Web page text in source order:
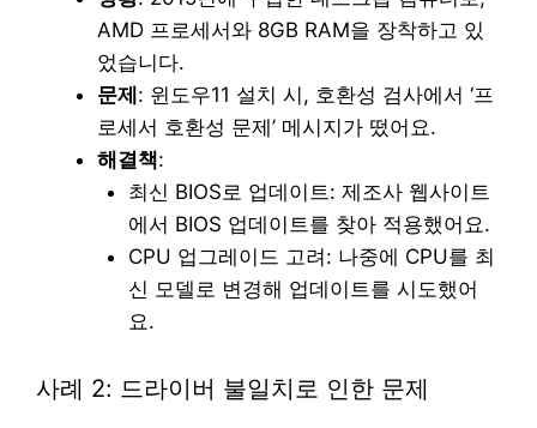
AMD 프로세서와 8GB RAM을 장착하고 있
었습니다.
문제 : 윈도우11 설치 시, 호환성 검사에서 ‘프
로세서 호환성 문제’ 메시지가 떴어요.
해결책:
최신 BIOS로 업데이트: 제조사 웹사이트
에서 BIOS 업데이트를 찾아 적용했어요.
CPU 업그레이드 고려: 나중에 CPU를 최
신 모델로 변경해 업데이트를 시도했어
요.
사례 2: 드라이버 불일치로 인한 문제